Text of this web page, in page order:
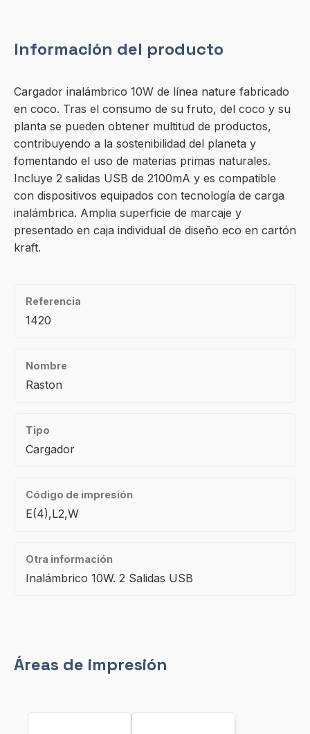
Información del producto
Cargador inalámbrico 10W de línea nature fabricado
en coco. Tras el consumo de su fruto, del coco y su
planta se pueden obtener multitud de productos,
contribuyendo a la sostenibilidad del planeta y
fomentando el uso de materias primas naturales.
Incluye 2 salidas USB de 2100mA y es compatible
con dispositivos equipados con tecnología de carga
inalámbrica. Amplia superficie de marcaje y
presentado en caja individual de diseño eco en cartón
kraft.
Referencia
1420
Nombre
Raston
Tipo
Cargador
Código de impresión
E(4),L2,W
Otra información
Inalámbrico 10W. 2 Salidas USB
Áreas de impresión